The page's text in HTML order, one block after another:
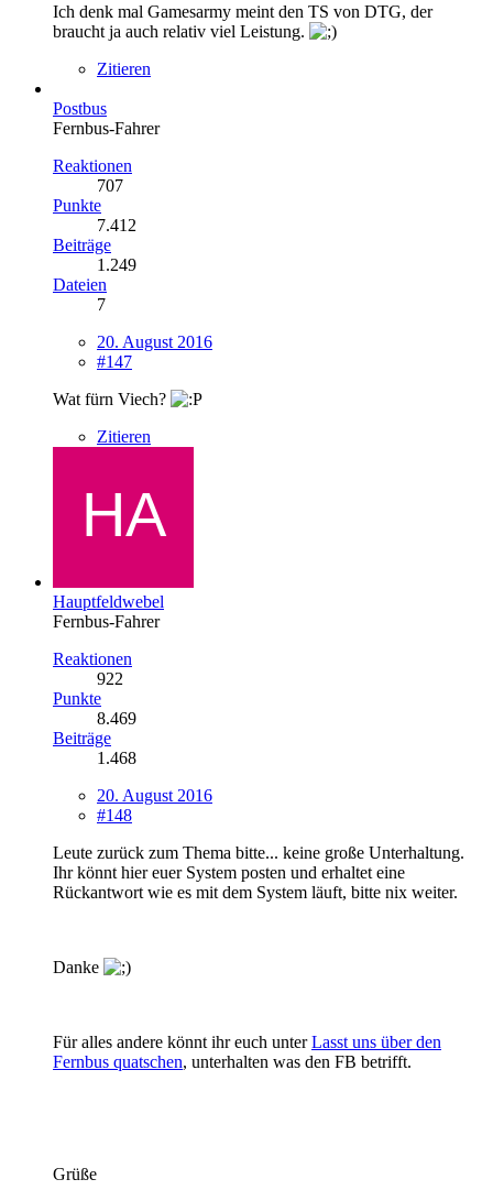
Ich denk mal Gamesarmy meint den TS von DTG, der
braucht ja auch relativ viel Leistung.
Zitieren
Postbus
Fernbus-Fahrer
Reaktionen
707
Punkte
7.412
Beiträge
1.249
Dateien
7
20. August 2016
#147
Wat fürn Viech?
Zitieren
Hauptfeldwebel
Fernbus-Fahrer
Reaktionen
922
Punkte
8.469
Beiträge
1.468
20. August 2016
#148
Leute zurück zum Thema bitte... keine große Unterhaltung.
Ihr könnt hier euer System posten und erhaltet eine
Rückantwort wie es mit dem System läuft, bitte nix weiter.
Danke
Für alles andere könnt ihr euch unterLasst uns über den
Fernbus quatschen, unterhalten was den FB betrifft.
Grüße